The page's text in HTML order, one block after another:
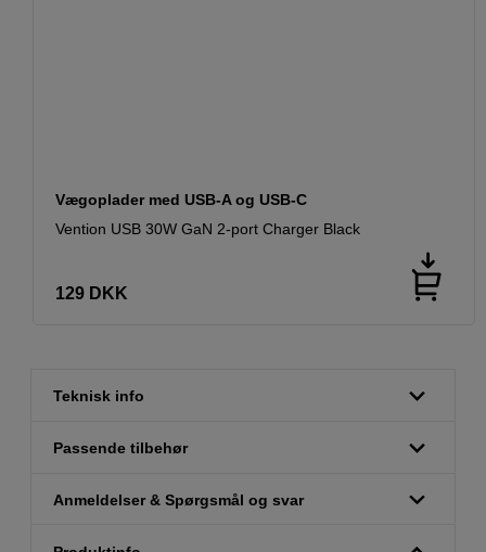
Vægoplader med USB-A og USB-C
Vention USB 30W GaN 2-port Charger Black
129 DKK
Teknisk info
Passende tilbehør
Anmeldelser & Spørgsmål og svar